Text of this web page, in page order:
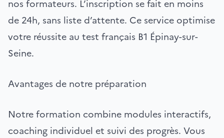
nos formateurs. L’inscription se fait en moins
de 24h, sans liste d’attente. Ce service optimise
votre réussite au test français B1 Épinay-sur-
Seine.
Avantages de notre préparation
Notre formation combine modules interactifs,
coaching individuel et suivi des progrès. Vous